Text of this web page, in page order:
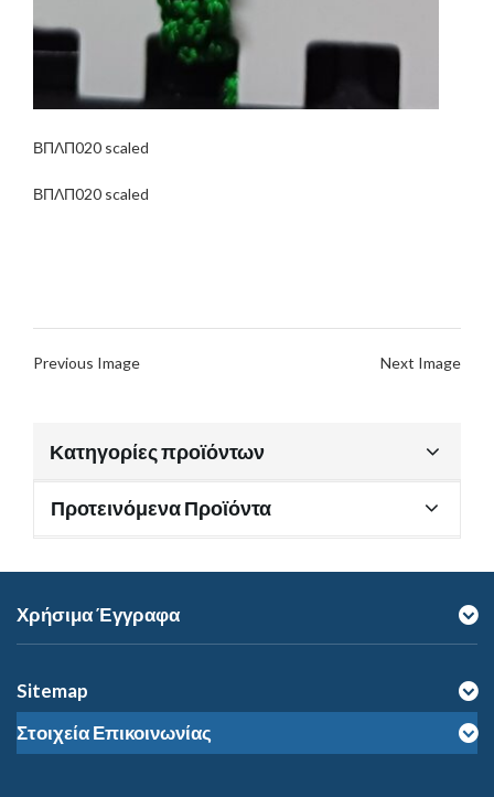
ΒΠΛΠ020 scaled
ΒΠΛΠ020 scaled
Previous Image Next Image
Κατηγορίες προϊόντων
Προτεινόμενα Προϊόντα
Χρήσιμα Έγγραφα
Sitemap
Στοιχεία Επικοινωνίας